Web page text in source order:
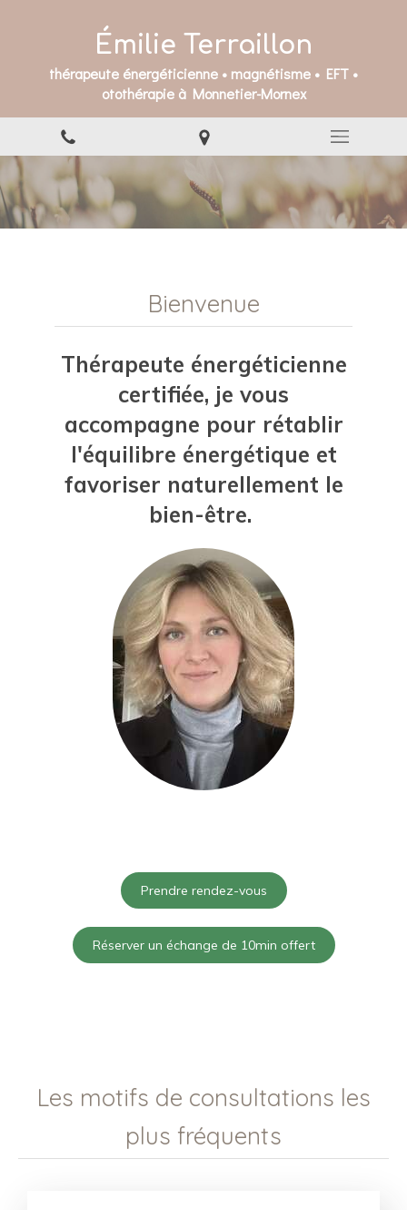
Émilie Terraillon
thérapeute énergéticienne • magnétisme • EFT •
otothérapie à Monnetier-Mornex
Bienvenue
Thérapeute énergéticienne
certifiée, je vous
accompagne pour rétablir
l'équilibre énergétique et
favoriser naturellement le
bien-être.
Prendre rendez-vous
Réserver un échange de 10min offert
Les motifs de consultations les
plus fréquents